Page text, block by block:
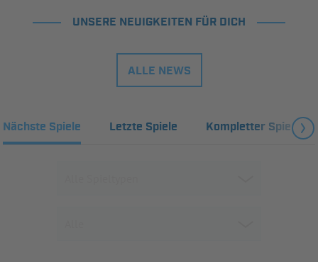
UNSERE NEUIGKEITEN FÜR DICH
ALLE NEWS
Nächste Spiele Letzte Spiele Kompletter Spielplan